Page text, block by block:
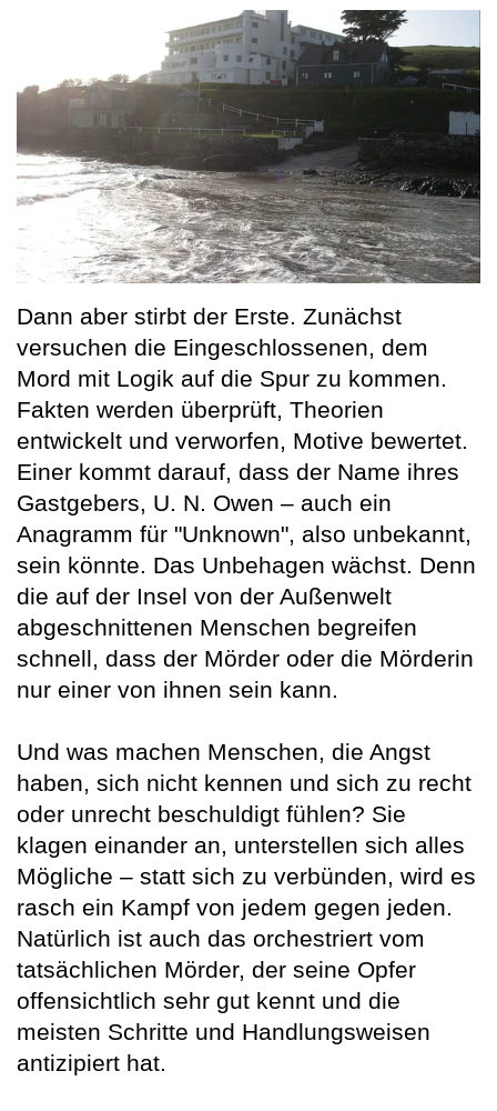
Dann aber stirbt der Erste. Zunächst
versuchen die Eingeschlossenen, dem
Mord mit Logik auf die Spur zu kommen.
Fakten werden überprüft, Theorien
entwickelt und verworfen, Motive bewertet.
Einer kommt darauf, dass der Name ihres
Gastgebers, U. N. Owen – auch ein
Anagramm für "Unknown", also unbekannt,
sein könnte. Das Unbehagen wächst. Denn
die auf der Insel von der Außenwelt
abgeschnittenen Menschen begreifen
schnell, dass der Mörder oder die Mörderin
nur einer von ihnen sein kann.
Und was machen Menschen, die Angst
haben, sich nicht kennen und sich zu recht
oder unrecht beschuldigt fühlen? Sie
klagen einander an, unterstellen sich alles
Mögliche – statt sich zu verbünden, wird es
rasch ein Kampf von jedem gegen jeden.
Natürlich ist auch das orchestriert vom
tatsächlichen Mörder, der seine Opfer
offensichtlich sehr gut kennt und die
meisten Schritte und Handlungsweisen
antizipiert hat.